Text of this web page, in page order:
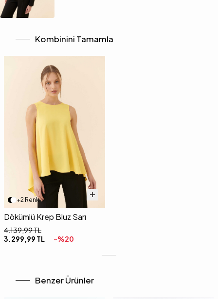
Kombinini Tamamla
+2 Renk
Dökümlü Krep Bluz Sarı
4.139,99TL
3.299,99 TL -%20
Benzer Ürünler